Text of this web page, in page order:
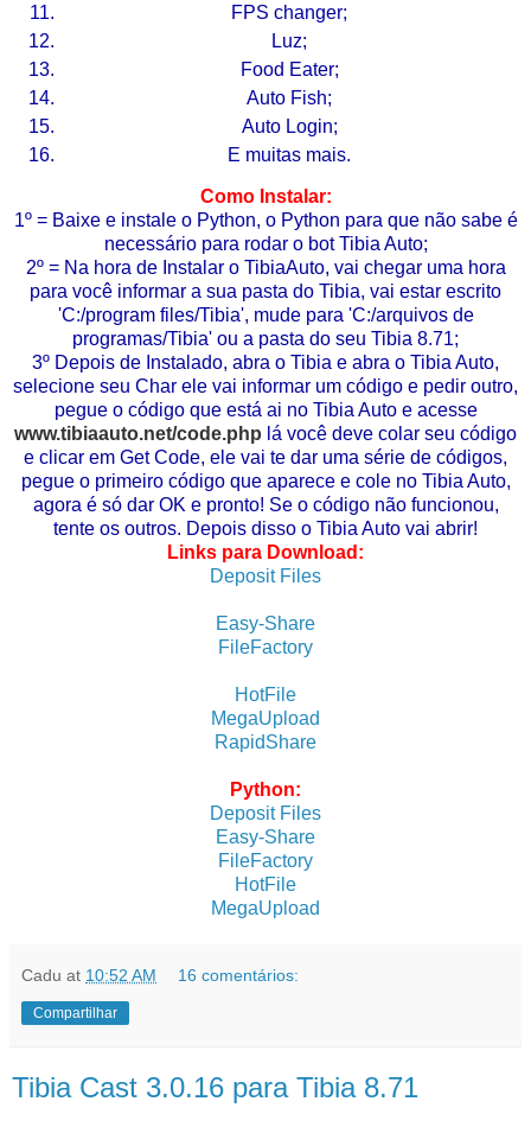
FPS changer;
Luz;
Food Eater;
Auto Fish;
Auto Login;
E muitas mais.
Como Instalar:
1º = Baixe e instale o Python, o Python para que não sabe é
necessário para rodar o bot Tibia Auto;
2º = Na hora de Instalar o TibiaAuto, vai chegar uma hora
para você informar a sua pasta do Tibia, vai estar escrito
'C:/program files/Tibia', mude para 'C:/arquivos de
programas/Tibia' ou a pasta do seu Tibia 8.71;
3º Depois de Instalado, abra o Tibia e abra o Tibia Auto,
selecione seu Char ele vai informar um código e pedir outro,
pegue o código que está ai no Tibia Auto e acesse
www.tibiaauto.net/code.php lá você deve colar seu código
e clicar em Get Code, ele vai te dar uma série de códigos,
pegue o primeiro código que aparece e cole no Tibia Auto,
agora é só dar OK e pronto! Se o código não funcionou,
tente os outros. Depois disso o Tibia Auto vai abrir!
Links para Download:
Deposit Files
Easy-Share
FileFactory
HotFile
MegaUpload
RapidShare
Python:
Deposit Files
Easy-Share
FileFactory
HotFile
MegaUpload
Cadu at 10:52 AM 16 comentários:
Compartilhar
Tibia Cast 3.0.16 para Tibia 8.71